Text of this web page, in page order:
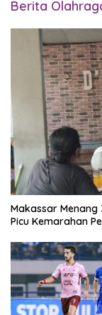
Berita
Makassar Menang
Picu Kemarahan